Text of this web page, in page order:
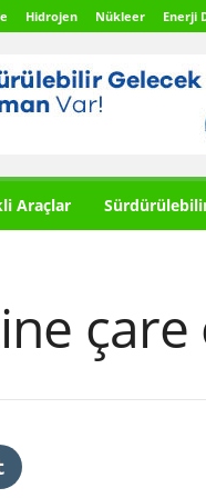
Hidrojen Nükleer Enerji
Araçlar